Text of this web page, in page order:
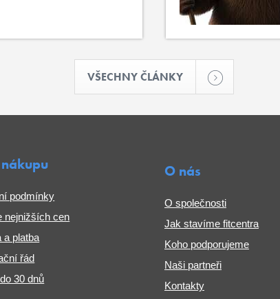
VŠECHNY ČLÁNKY
podmínky
nejnižších cen
a platba
řád
30 dnů
O nás
O společnosti
Jak stavíme fitcentra
Koho podporujeme
Naši partneři
Kontakty